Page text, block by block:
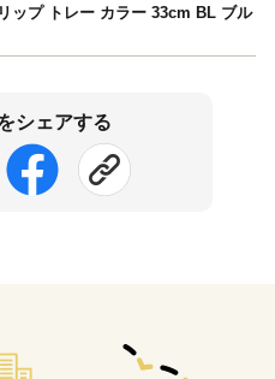
ップ トレー カラー 33cm BL ブル
シェアする